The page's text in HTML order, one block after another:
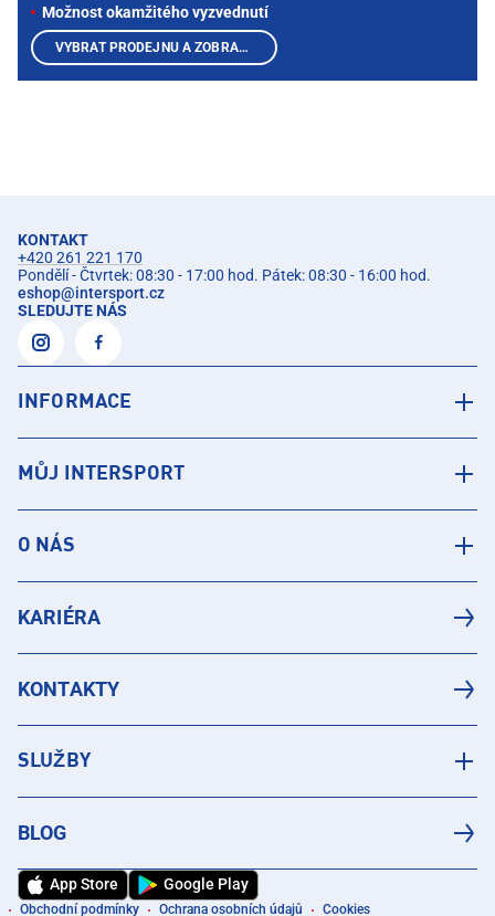
Možnost okamžitého vyzvednutí
VYBRAT PRODEJNU A ZOBRAZIT PRODUKTY
KONTAKT
+420 261 221 170
Pondělí - Čtvrtek: 08:30 - 17:00 hod. Pátek: 08:30 - 16:00 hod.
eshop@intersport.cz
SLEDUJTE NÁS
INFORMACE
MŮJ INTERSPORT
O NÁS
KARIÉRA
KONTAKTY
SLUŽBY
BLOG
App Store Google Play
Obchodní podmínky Ochrana osobních údajů Cookies